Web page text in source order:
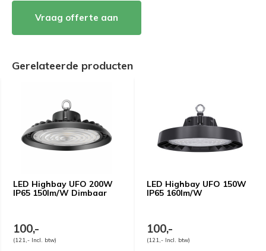
Vraag offerte aan
Gerelateerde producten
LED Highbay UFO 200W
IP65 150lm/W Dimbaar
100,-
(121,- Incl. btw)
LED Highbay UFO 150W
IP65 160lm/W
100,-
(121,- Incl. btw)